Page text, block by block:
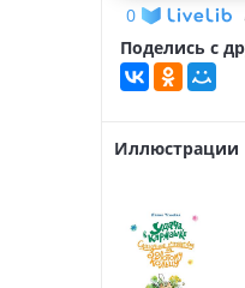
0
Поделись с
Иллюстрации